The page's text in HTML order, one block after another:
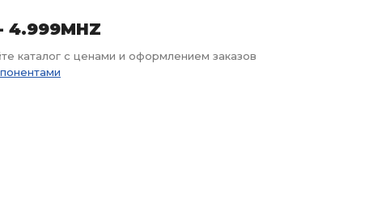
4.999MHZ
каталог с ценами и оформлением заказов